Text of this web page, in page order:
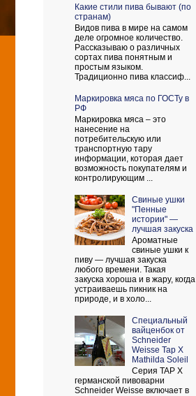
Какие стили пива бывают (по
странам)
Видов пива в мире на самом
деле огромное количество.
Рассказываю о различных
сортах пива понятным и
простым языком.
Традиционно пива классиф...
Маркировка мяса по ГОСТу в
РФ
Маркировка мяса – это
нанесение на
потребительскую или
транспортную тару
информации, которая дает
возможность покупателям и
контролирующим ...
Свиные ушки
"Пенные
истории" —
лучшая закуска
Ароматные
свиные ушки к
пиву — лучшая закуска
любого времени. Такая
закуска хороша и в жару, когда
устраиваешь пикник на
природе, и в холо...
Cпециальный
вайценбок от
Schneider
Weisse Tap X
Mathilda Soleil
Серия TAP X
германской пивоварни
Schneider Weisse включает в